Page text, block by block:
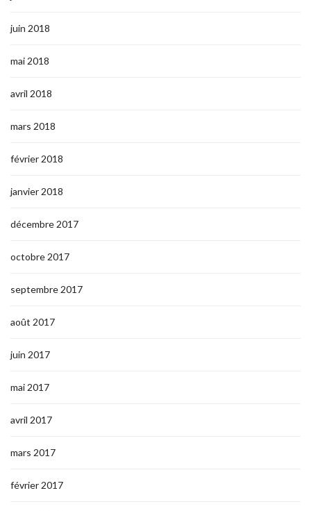
juin 2018
mai 2018
avril 2018
mars 2018
février 2018
janvier 2018
décembre 2017
octobre 2017
septembre 2017
août 2017
juin 2017
mai 2017
avril 2017
mars 2017
février 2017